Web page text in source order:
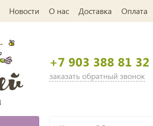
Новости О нас Доставка Оплата
+7 903 388 81 32
заказать обратный звонок